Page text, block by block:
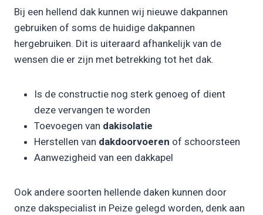
Bij een hellend dak kunnen wij nieuwe dakpannen
gebruiken of soms de huidige dakpannen
hergebruiken. Dit is uiteraard afhankelijk van de
wensen die er zijn met betrekking tot het dak.
Is de constructie nog sterk genoeg of dient
deze vervangen te worden
Toevoegen van dakisolatie
Herstellen van dakdoorvoeren of schoorsteen
Aanwezigheid van een dakkapel
Ook andere soorten hellende daken kunnen door
onze dakspecialist in Peize gelegd worden, denk aan